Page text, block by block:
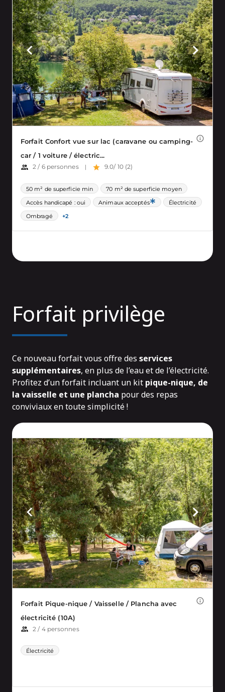
Forfait privilège
Ce nouveau forfait vous offre des services
supplémentaires, en plus de l’eau et de l’électricité.
Profitez d’un forfait incluant un kit pique-nique, de
la vaisselle et une plancha pour des repas
conviviaux en toute simplicité !